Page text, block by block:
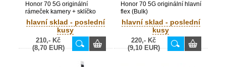
Honor 70 5G originální
rámeček kamery + sklíčko
Silver / stříbrné (Bulk)
hlavní sklad - poslední
kusy
210,- Kč
(8,70 EUR)
Honor 70 5G originální hlavní
flex (Bulk)
hlavní sklad - poslední
kusy
220,- Kč
(9,10 EUR)